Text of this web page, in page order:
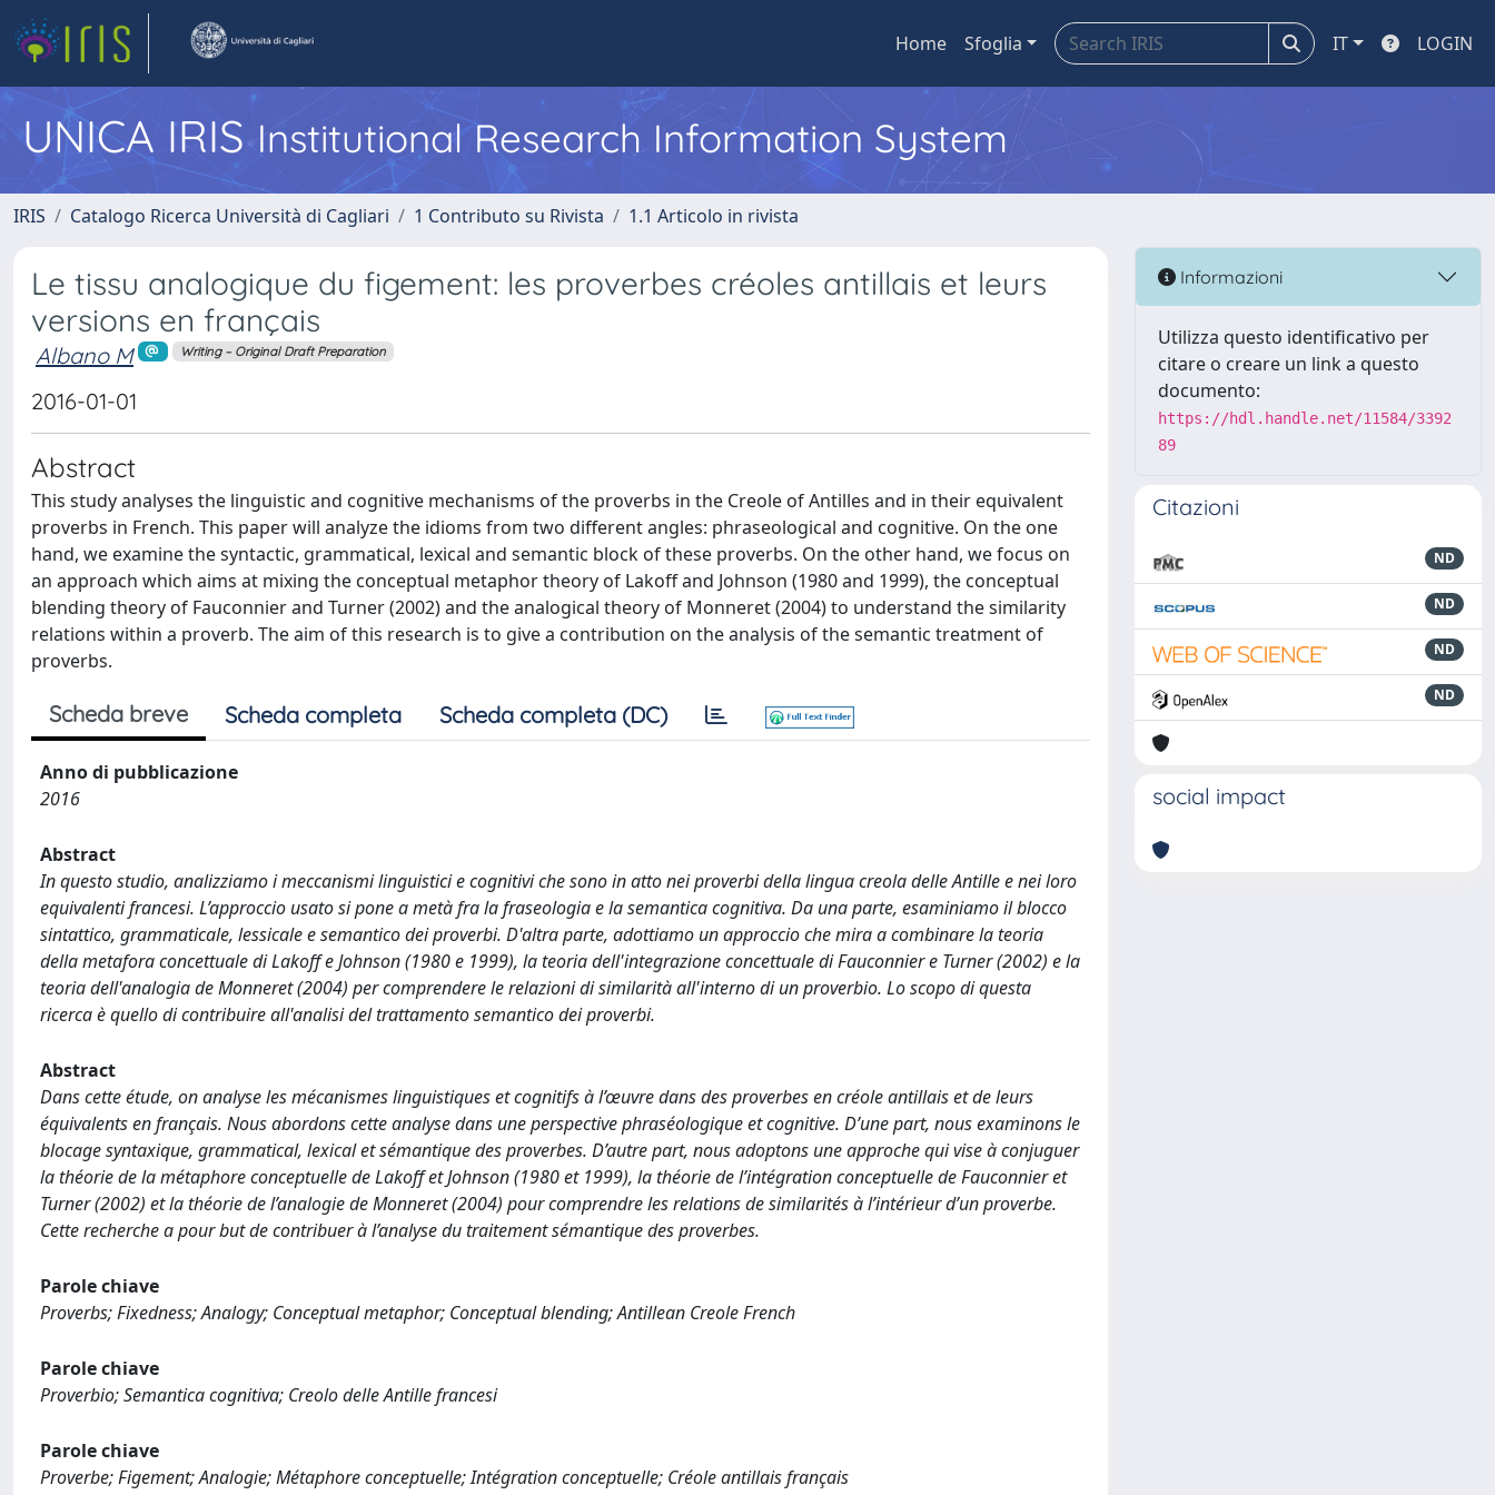
Home Sfoglia IT LOGIN
UNICA IRISInstitutional Research Information System
IRIS Catalogo Ricerca Università di Cagliari 1 Contributo su Rivista 1.1 Articolo in rivista
Le tissu analogique du figement: les proverbes créoles antillais et leurs
versions en français
Albano M Writing – Original Draft Preparation
2016-01-01
Abstract
This study analyses the linguistic and cognitive mechanisms of the proverbs in the Creole of Antilles and in their equivalent
proverbs in French. This paper will analyze the idioms from two different angles: phraseological and cognitive. On the one
hand, we examine the syntactic, grammatical, lexical and semantic block of these proverbs. On the other hand, we focus on
an approach which aims at mixing the conceptual metaphor theory of Lakoff and Johnson (1980 and 1999), the conceptual
blending theory of Fauconnier and Turner (2002) and the analogical theory of Monneret (2004) to understand the similarity
relations within a proverb. The aim of this research is to give a contribution on the analysis of the semantic treatment of
proverbs.
Scheda breve Scheda completa Scheda completa (DC)
Anno di pubblicazione
2016
Abstract
In questo studio, analizziamo i meccanismi linguistici e cognitivi che sono in atto nei proverbi della lingua creola delle Antille e nei loro
equivalenti francesi. L’approccio usato si pone a metà fra la fraseologia e la semantica cognitiva. Da una parte, esaminiamo il blocco
sintattico, grammaticale, lessicale e semantico dei proverbi. D'altra parte, adottiamo un approccio che mira a combinare la teoria
della metafora concettuale di Lakoff e Johnson (1980 e 1999), la teoria dell'integrazione concettuale di Fauconnier e Turner (2002) e la
teoria dell'analogia de Monneret (2004) per comprendere le relazioni di similarità all'interno di un proverbio. Lo scopo di questa
ricerca è quello di contribuire all'analisi del trattamento semantico dei proverbi.
Abstract
Dans cette étude, on analyse les mécanismes linguistiques et cognitifs à l’œuvre dans des proverbes en créole antillais et de leurs
équivalents en français. Nous abordons cette analyse dans une perspective phraséologique et cognitive. D’une part, nous examinons le
blocage syntaxique, grammatical, lexical et sémantique des proverbes. D’autre part, nous adoptons une approche qui vise à conjuguer
la théorie de la métaphore conceptuelle de Lakoff et Johnson (1980 et 1999), la théorie de l’intégration conceptuelle de Fauconnier et
Turner (2002) et la théorie de l’analogie de Monneret (2004) pour comprendre les relations de similarités à l’intérieur d’un proverbe.
Cette recherche a pour but de contribuer à l’analyse du traitement sémantique des proverbes.
Parole chiave
Proverbs; Fixedness; Analogy; Conceptual metaphor; Conceptual blending; Antillean Creole French
Parole chiave
Proverbio; Semantica cognitiva; Creolo delle Antille francesi
Parole chiave
Proverbe; Figement; Analogie; Métaphore conceptuelle; Intégration conceptuelle; Créole antillais français
Informazioni
Utilizza questo identificativo per
citare o creare un link a questo
documento:
https://hdl.handle.net/11584/3392
89
Citazioni
ND
ND
ND
ND
social impact